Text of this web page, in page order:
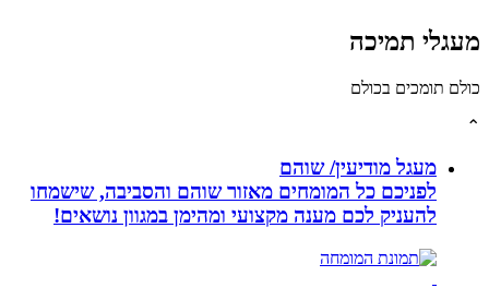
תמיכה
בכולם
מעגל מודיעין/ שוהם
לפניכם כל המומחים מאזור שוהם והסביבה, שישמחו
להעניק לכם מענה מקצועי ומהימן במגוון נושאים!